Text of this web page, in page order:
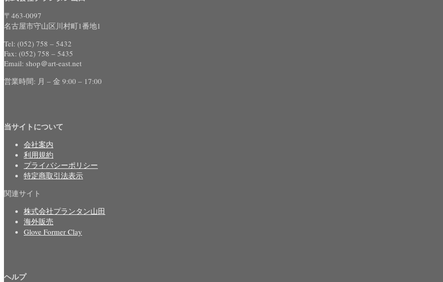
〒463-0097
名古屋市守山区川村町1番地1
Tel: (052) 758 – 5432
Fax: (052) 758 – 5435
Email: shop＠art-east.net
営業時間: 月 – 金 9:00 – 17:00
当サイトについて
会社案内
利用規約
プライバシーポリシー
特定商取引法表示
関連サイト
株式会社プランタン山田
海外販売
Glove Former Clay
ヘルプ